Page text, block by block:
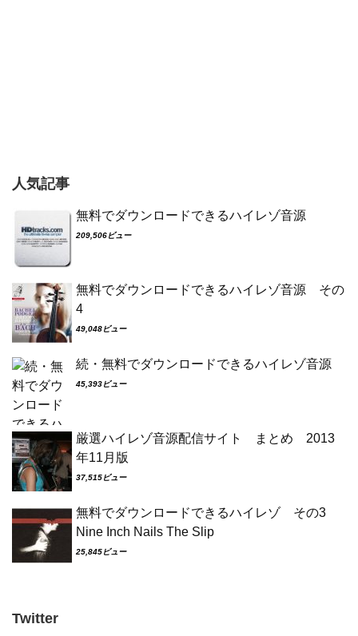
人気記事
無料でダウンロードできるハイレゾ音源
209,506ビュー
無料でダウンロードできるハイレゾ音源 その
4
49,048ビュー
続・無料でダウンロードできるハイレゾ音源
45,393ビュー
厳選ハイレゾ音源配信サイト まとめ 2013
年11月版
37,515ビュー
無料でダウンロードできるハイレゾ その3
Nine Inch Nails The Slip
25,845ビュー
Twitter